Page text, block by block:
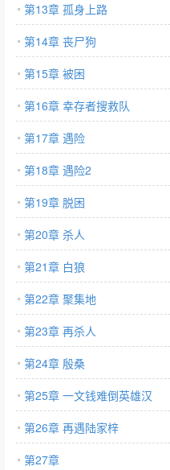
第13章 孤身上路
第14章 丧尸狗
第15章 被困
第16章 幸存者搜救队
第17章 遇险
第18章 遇险2
第19章 脱困
第20章 杀人
第21章 白狼
第22章 聚集地
第23章 再杀人
第24章 殷桑
第25章 一文钱难倒英雄汉
第26章 再遇陆家梓
第27章